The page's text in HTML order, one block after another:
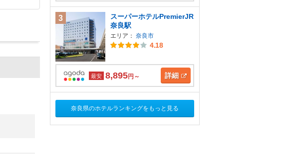
3
スーパーホテルPremierJR
奈良駅
エリア： 奈良市
4.18
最安 8,895円～ 詳細
奈良県のホテルランキングをもっと見る